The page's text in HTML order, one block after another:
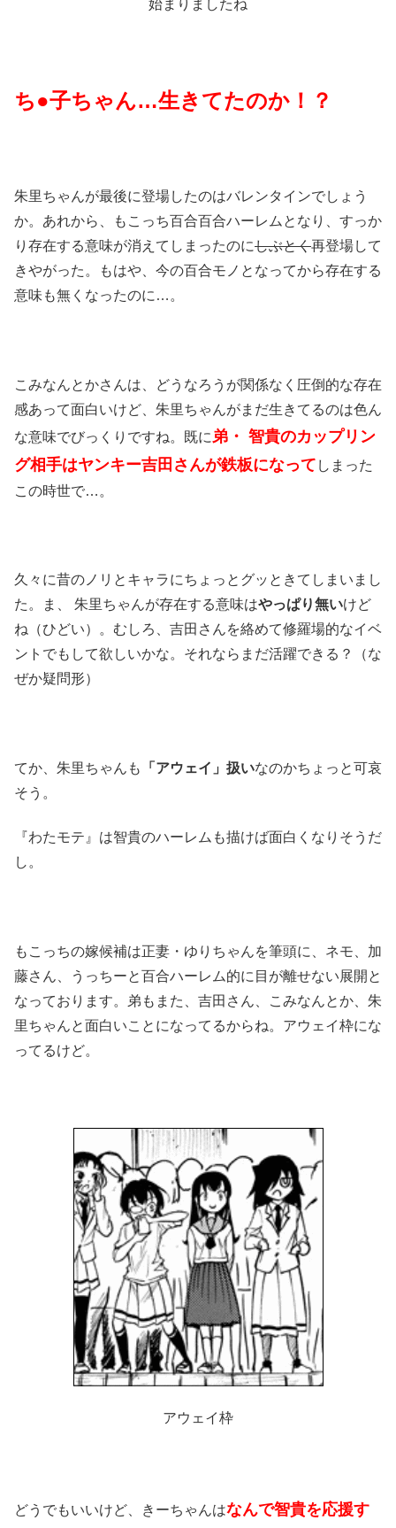
始まりましたね
ち●子ちゃん…生きてたのか！？
朱里ちゃんが最後に登場したのはバレンタインでしょう
か。あれから、もこっち百合百合ハーレムとなり、すっか
り存在する意味が消えてしまったのにしぶとく再登場して
きやがった。もはや、今の百合モノとなってから存在する
意味も無くなったのに…。
こみなんとかさんは、どうなろうが関係なく圧倒的な存在
感あって面白いけど、朱里ちゃんがまだ生きてるのは色ん
な意味でびっくりですね。既に 弟・ 智貴のカップリン
グ相手はヤンキー吉田さんが鉄板になって しまった
この時世で…。
久々に昔のノリとキャラにちょっとグッときてしまいまし
た。ま、 朱里ちゃんが存在する意味はやっぱり無いけど
ね（ひどい）。むしろ、吉田さんを絡めて修羅場的なイベ
ントでもして欲しいかな。それならまだ活躍できる？（な
ぜか疑問形）
てか、朱里ちゃんも 「アウェイ」扱いなのかちょっと可哀
そう。
『わたモテ』は智貴のハーレムも描けば面白くなりそうだ
し。
もこっちの嫁候補は正妻・ゆりちゃんを筆頭に、ネモ、加
藤さん、うっちーと百合ハーレム的に目が離せない展開と
なっております。弟もまた、吉田さん、こみなんとか、朱
里ちゃんと面白いことになってるからね。アウェイ枠にな
ってるけど。
アウェイ枠
どうでもいいけど、きーちゃんはなんで智貴を応援す